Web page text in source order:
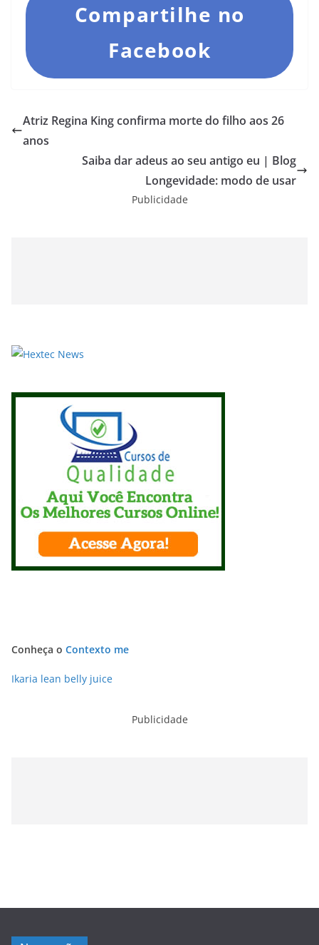
Compartilhe no
Facebook
Atriz Regina King confirma morte do filho aos 26
anos
Saiba dar adeus ao seu antigo eu | Blog
Longevidade: modo de usar
Publicidade
Conheça o Contexto me
Ikaria lean belly juice
Publicidade